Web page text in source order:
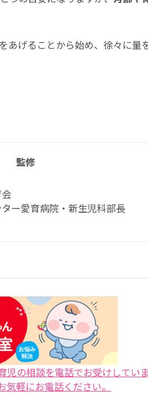
あげることから始め、徐々に量
監修
ー愛育病院・新生児科部長
の相談を電話でお受けしていま
気軽にお電話ください。